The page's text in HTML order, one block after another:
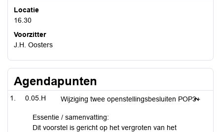
Locatie
16.30
Voorzitter
J.H. Oosters
Agendapunten
0.05.H Wijziging twee openstellingsbesluiten POP3+
Essentie / samenvatting:
Dit voorstel is gericht op het vergroten van het